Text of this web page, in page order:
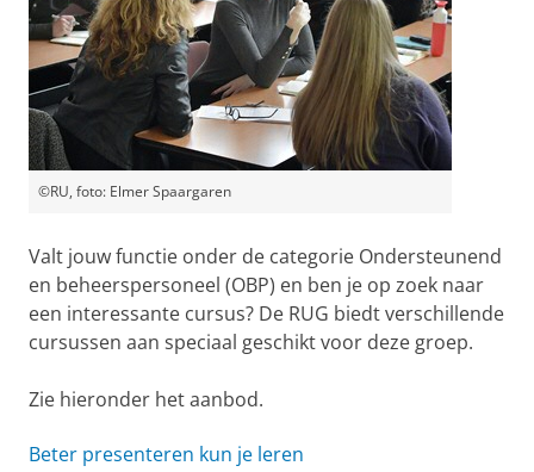
©RU, foto: Elmer Spaargaren
Valt jouw functie onder de categorie Ondersteunend
en beheerspersoneel (OBP) en ben je op zoek naar
een interessante cursus? De RUG biedt verschillende
cursussen aan speciaal geschikt voor deze groep.
Zie hieronder het aanbod.
Beter presenteren kun je leren